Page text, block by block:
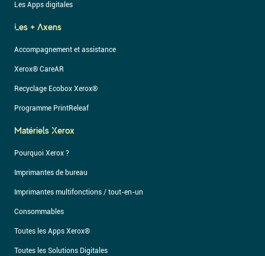
Les Apps digitales
Les + Axens
Accompagnement et assistance
Xerox® CareAR
Recyclage Ecobox Xerox®
Programme PrintReleaf
Matériels Xerox
Pourquoi Xerox ?
Imprimantes de bureau
Imprimantes multifonctions / tout-en-un
Consommables
Toutes les Apps Xerox®
Toutes les Solutions Digitales